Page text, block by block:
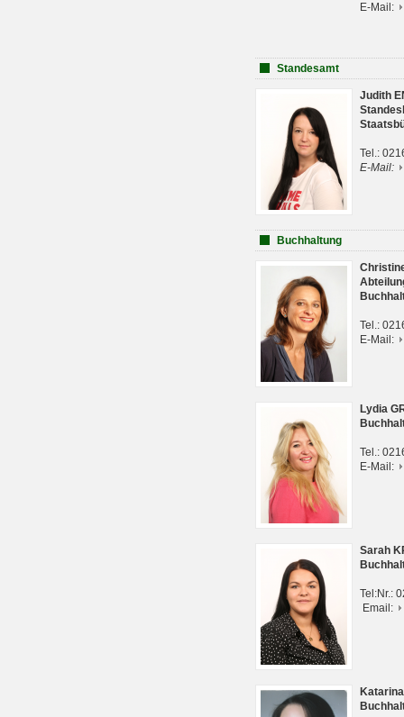
E-Mail:
Standesamt
Judith
Tel.:
E-Mail:
Buchhaltung
Tel.:
E-Mail:
Lydia
Tel.:
E-Mail:
Sarah
Tel:Nr.:
Email: